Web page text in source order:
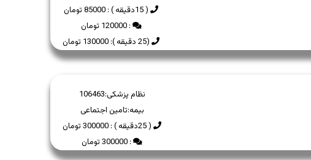
( 15دقیقه ) : 85000 تومان
: 120000 تومان
(25 دقیقه ): 130000 تومان
نظام پزشکی:106463
بیمه:تامین اجتماعی
( 25دقیقه ) : 300000 تومان
: 300000 تومان